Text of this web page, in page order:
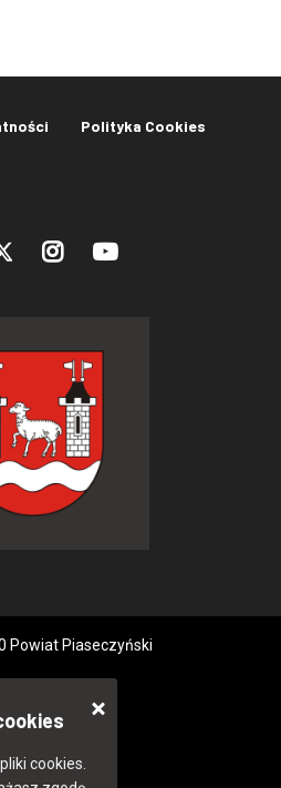
Polityka Cookies
Powiat Piaseczyński
cookies.